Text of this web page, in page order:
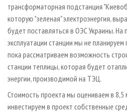
трансформаторная подстанция
которую "зеленая" электроэнергия,
будет поставляться в ОЭС Украины. На
эксплуатации станции мы не
пока рассматриваем возможность
станции теплицы, которая будет
энергии, производимой на ТЭЦ.
Стоимость проекта мы оцениваем в 8,5
инвестируем в проект собственные